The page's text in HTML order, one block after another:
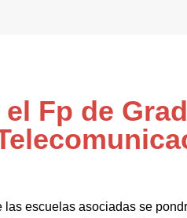
Fp de
escuelas asociadas se